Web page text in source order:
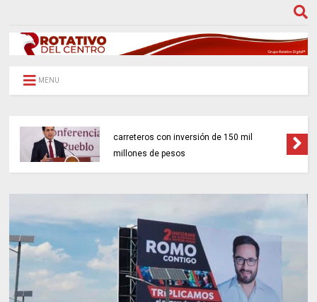
MENU
carreteros con inversión de 150 mil
millones de pesos